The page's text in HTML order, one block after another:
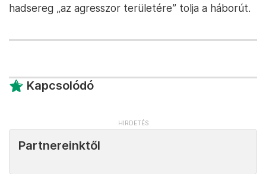
hadsereg „az agresszor területére” tolja a háborút.
Kapcsolódó
Partnereinktől